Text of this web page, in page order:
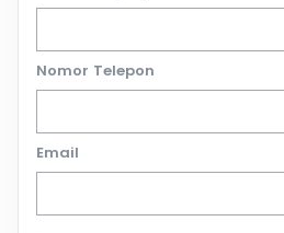
Nomor Telepon
Email